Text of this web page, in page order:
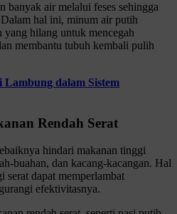
banyak air melalui feses sehingga
hal ini, minum air putih
hilang untuk mencegah
membantu tubuh kembali pulih
Lambung dalam Sistem
Rendah Serat
hindari makanan tinggi
buahan, dan kacang-kacangan. Hal
serat dapat memperlambat
efektivitasnya.